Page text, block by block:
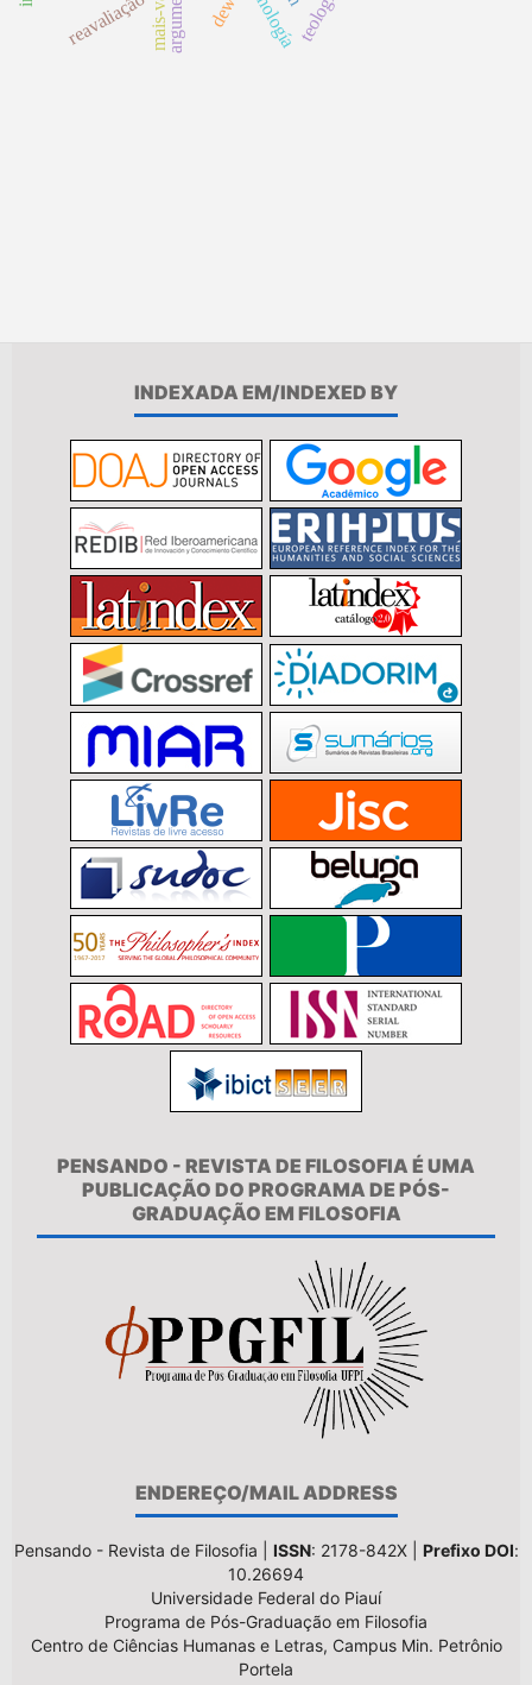
teología
reavaliação
INDEXADA EM/INDEXED BY
PENSANDO - REVISTA DE FILOSOFIA É UMA
PUBLICAÇÃO DO PROGRAMA DE PÓS-
GRADUAÇÃO EM FILOSOFIA
ENDEREÇO/MAIL ADDRESS
Pensando - Revista de Filosofia | ISSN: 2178-842X | Prefixo DOI:
10.26694
Universidade Federal do Piauí
Programa de Pós-Graduação em Filosofia
Centro de Ciências Humanas e Letras, Campus Min. Petrônio
Portela